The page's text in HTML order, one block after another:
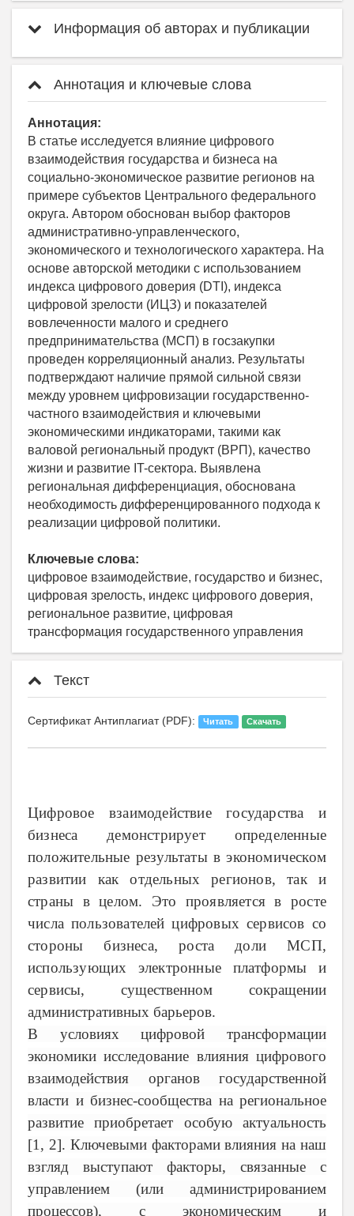
Информация об авторах и публикации
Аннотация и ключевые слова
Аннотация:
В статье исследуется влияние цифрового
взаимодействия государства и бизнеса на
социально-экономическое развитие регионов на
примере субъектов Центрального федерального
округа. Автором обоснован выбор факторов
административно-управленческого,
экономического и технологического характера. На
основе авторской методики с использованием
индекса цифрового доверия (DTI), индекса
цифровой зрелости (ИЦЗ) и показателей
вовлеченности малого и среднего
предпринимательства (МСП) в госзакупки
проведен корреляционный анализ. Результаты
подтверждают наличие прямой сильной связи
между уровнем цифровизации государственно-
частного взаимодействия и ключевыми
экономическими индикаторами, такими как
валовой региональный продукт (ВРП), качество
жизни и развитие IT-сектора. Выявлена
региональная дифференциация, обоснована
необходимость дифференцированного подхода к
реализации цифровой политики.
Ключевые слова:
цифровое взаимодействие, государство и бизнес,
цифровая зрелость, индекс цифрового доверия,
региональное развитие, цифровая
трансформация государственного управления
Текст
Сертификат Антиплагиат (PDF): Читать Скачать
Цифровое взаимодействие государства и
бизнеса демонстрирует определенные
положительные результаты в экономическом
развитии как отдельных регионов, так и
страны в целом. Это проявляется в росте
числа пользователей цифровых сервисов со
стороны бизнеса, роста доли МСП,
использующих электронные платформы и
сервисы,существенном сокращении
административных барьеров.
В условиях цифровой трансформации
экономики исследование влияния цифрового
взаимодействия органов государственной
власти и бизнес-сообщества на региональное
развитие приобретает особую актуальность
[1, 2]. Ключевыми факторами влияния на наш
взгляд выступают факторы, связанные с
управлением (или администрированием
процессов), с экономическим и